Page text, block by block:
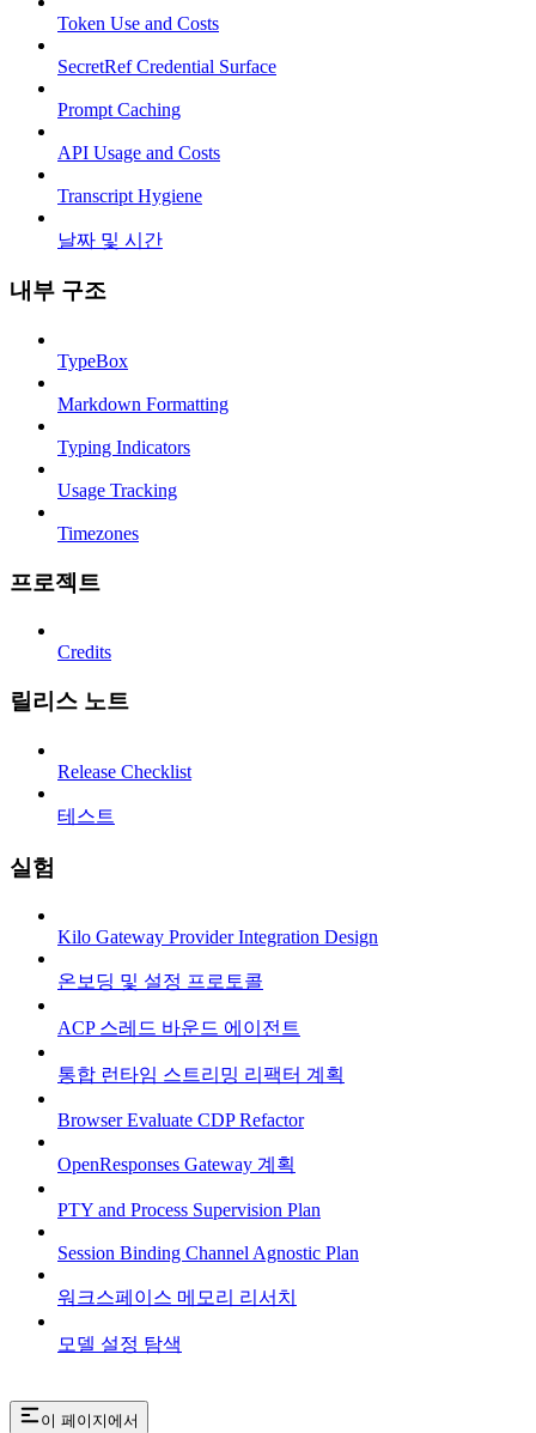
Token Use and Costs
SecretRef Credential Surface
Prompt Caching
API Usage and Costs
Transcript Hygiene
날짜 및 시간
내부 구조
TypeBox
Markdown Formatting
Typing Indicators
Usage Tracking
Timezones
프로젝트
Credits
릴리스 노트
Release Checklist
테스트
실험
Kilo Gateway Provider Integration Design
온보딩 및 설정 프로토콜
ACP 스레드 바운드 에이전트
통합 런타임 스트리밍 리팩터 계획
Browser Evaluate CDP Refactor
OpenResponses Gateway 계획
PTY and Process Supervision Plan
Session Binding Channel Agnostic Plan
워크스페이스 메모리 리서치
모델 설정 탐색
이 페이지에서